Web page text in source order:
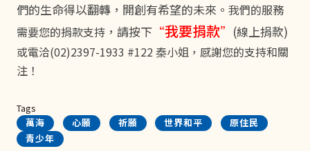
們的生命得以翻轉，開創有希望的未來。 我們的服務
需要您的捐款支持 ，請按下 “我要捐款” (線上捐款)
或電洽(02)2397-1933 #122 秦小姐，感謝您的支持和關
注！
Tags
萬海
心願 祈願 世界和平
原住民
青少年